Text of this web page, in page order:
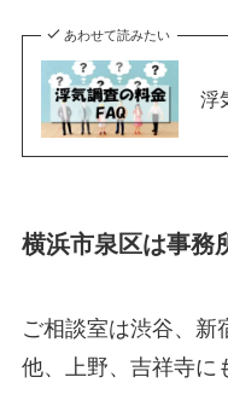
あわせて読みたい
浮
横浜市泉区は事務
ご相談室は渋谷、新
他、上野、吉祥寺に